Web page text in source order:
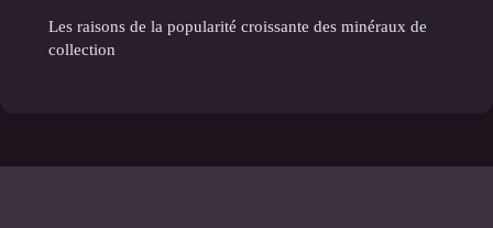
Les raisons de la popularité croissante des minéraux de
collection